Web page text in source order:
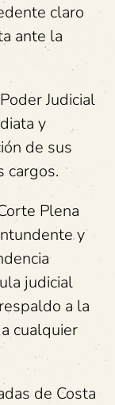
claro
ante la
Judicial
y
de sus
cargos.
Plena
y
judicial
a la
cualquier
de Costa